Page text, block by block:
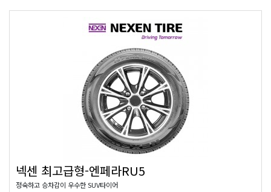
넥센 최고급형-엔페라RU5
정숙하고 승차감이 우수한 SUV타이어